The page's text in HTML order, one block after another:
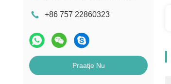
+86 757 22860323
Praatje Nu